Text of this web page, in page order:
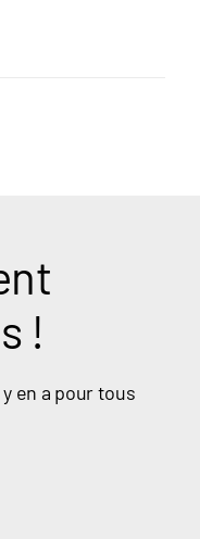
!
en a pour tous